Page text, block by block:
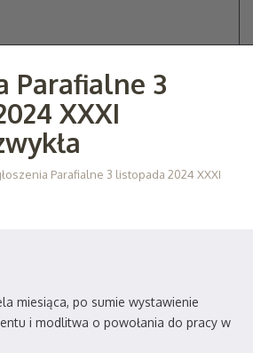
Parafialne 3
XXXI
Parafialne 3 listopada 2024 XXXI
miesiąca, po sumie wystawienie
i modlitwa o powołania do pracy w